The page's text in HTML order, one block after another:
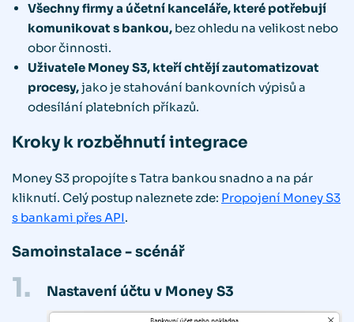
Všechny firmy a účetní kanceláře, které potřebují
komunikovat s bankou, bez ohledu na velikost nebo
obor činnosti.
Uživatele Money S3, kteří chtějí zautomatizovat
procesy,jako je stahování bankovních výpisů a
odesílání platebních příkazů.
Kroky k rozběhnutí integrace
Money S3 propojíte s Tatra bankou snadno a na pár
kliknutí. Celý postup naleznete zde: Propojení Money S3
s bankami přes API.
Samoinstalace - scénář
1. Nastavení účtu v Money S3